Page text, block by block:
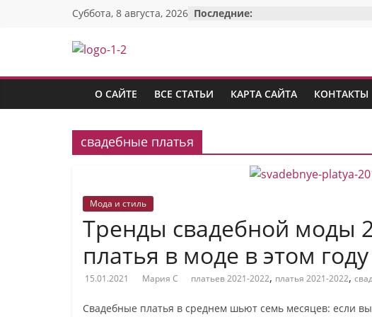
содержимому
Суббота, 8 августа, 2026 Последние:
Красотка:
женский
сайт
стиле
красоте:
только
полезные
для
О САЙТЕ ВСЕ СТАТЬИ КАРТА САЙТА КОНТАКТЫ
свадебные платья
Мода и стиль
Тренды свадебной моды
платья в моде в этом году
15.01.2021 Мария С платьев 2021-2022, платья 2021-2022,
Свадебные платья в среднем шьют семь месяцев: если